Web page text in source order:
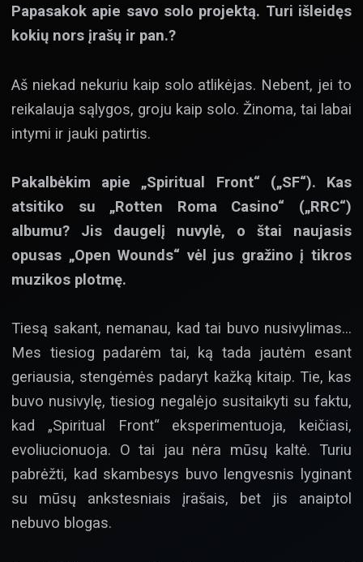
Papasakok apie savo solo projektą. Turi išleidęs
kokių nors įrašų ir pan.?
Aš niekad nekuriu kaip solo atlikėjas. Nebent, jei to
reikalauja sąlygos, groju kaip solo. Žinoma, tai labai
intymi ir jauki patirtis.
Pakalbėkim apie „Spiritual Front“ („SF“). Kas
atsitiko su „Rotten Roma Casino“ („RRC“)
albumu? Jis daugelį nuvylė, o štai naujasis
opusas „Open Wounds“ vėl jus gražino į tikros
muzikos plotmę.
Tiesą sakant, nemanau, kad tai buvo nusivylimas…
Mes tiesiog padarėm tai, ką tada jautėm esant
geriausia, stengėmės padaryt kažką kitaip. Tie, kas
buvo nusivylę, tiesiog negalėjo susitaikyti su faktu,
kad „Spiritual Front“ eksperimentuoja, keičiasi,
evoliucionuoja. O tai jau nėra mūsų kaltė. Turiu
pabrėžti, kad skambesys buvo lengvesnis lyginant
su mūsų ankstesniais įrašais, bet jis anaiptol
nebuvo blogas.